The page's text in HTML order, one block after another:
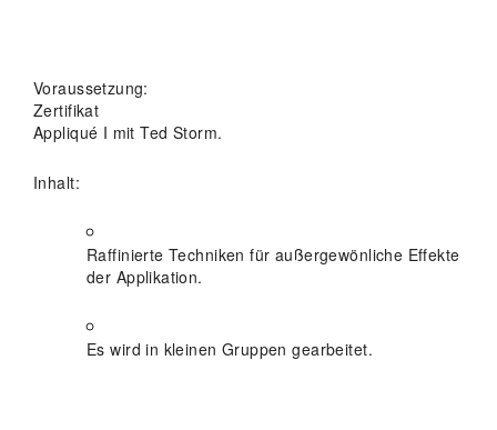
Voraussetzung:
Zertifikat
Appliqué I mit Ted Storm.
Inhalt:
Raffinierte Techniken für außergewönliche Effekte
der Applikation.
Es wird in kleinen Gruppen gearbeitet.